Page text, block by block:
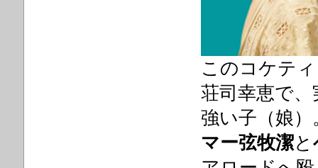
このコケテ
荘司幸恵で
強い子（娘
マー弦牧潔と